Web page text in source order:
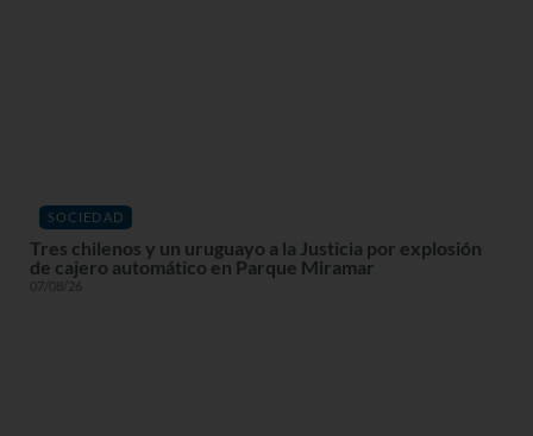
SOCIEDAD
Tres chilenos y un uruguayo a la Justicia por explosión
de cajero automático en Parque Miramar
07/08/26